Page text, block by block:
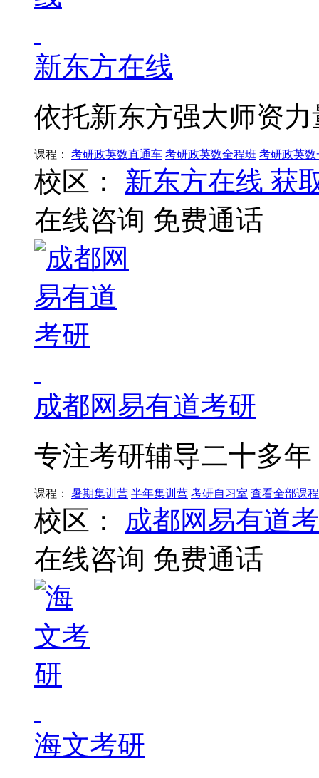
新东方在线
依托新东方强大师资
课程： 考研政英数直通车 考研政英数全程班 考研政英
校区： 新东方在线 获
在线咨询 免费通话
成都网易有道考研
专注考研辅导二十多年
课程： 暑期集训营 半年集训营 考研自习室 查看全部课程
校区：
成都网易有道
在线咨询 免费通话
海文考研